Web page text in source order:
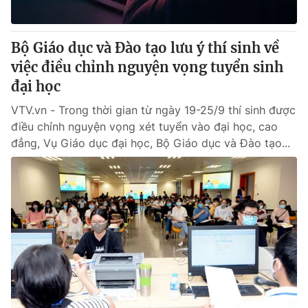
Bộ Giáo dục và Đào tạo lưu ý thí sinh về
việc điều chỉnh nguyện vọng tuyển sinh
đại học
VTV.vn - Trong thời gian từ ngày 19-25/9 thí sinh được
điều chỉnh nguyện vọng xét tuyển vào đại học, cao
đẳng, Vụ Giáo dục đại học, Bộ Giáo dục và Đào tạo...